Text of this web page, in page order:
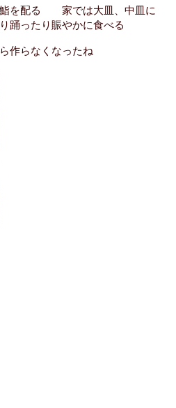
鮨を配る 家では大皿、中皿に
踊ったり賑やかに食べる
作らなくなったね